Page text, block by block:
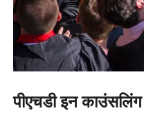
पीएचडी इन